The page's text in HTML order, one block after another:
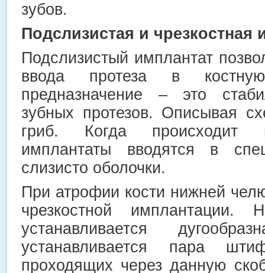
зубов.
Подслизистая и чрезкостная
Подслизистый имплантат
ввода протеза в
предназначение – это
зубных протезов. Описывая
гриб. Когда происходит
имплантаты вводятся в
слизисто оболочки.
При атрофии кости нижней
чрезкостной
устанавливается
устанавливается пара
проходящих через данную